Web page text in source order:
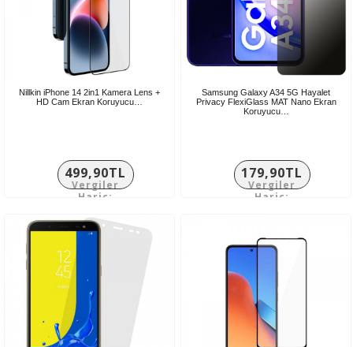
Nillkin iPhone 14 2in1 Kamera Lens +
HD Cam Ekran Koruyucu…
499,90TL
Vergiler
Hariç:
Samsung Galaxy A34 5G Hayalet
Privacy FlexiGlass MAT Nano Ekran
Koruyucu…
179,90TL
Vergiler
Hariç: